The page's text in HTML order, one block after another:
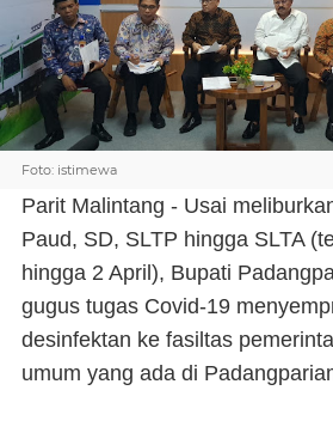
Foto: istimewa
Parit Malintang - Usai
Paud, SD, SLTP hingga SLTA
hingga 2 April), Bupati
gugus tugas Covid-19
desinfektan ke fasiltas
umum yang ada di